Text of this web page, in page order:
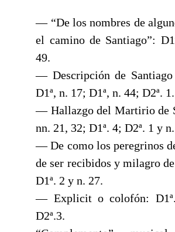
— “De los nombres de
el camino de Santiago”:
49.
— Descripción de Santiago
D1ª, n. 17; D1ª, n. 44; D2ª. 1.
— Hallazgo del Martirio de
nn. 21, 32; D1ª. 4; D2ª. 1 y
— De como los peregrinos
de ser recibidos y milagro
D1ª. 2 y n. 27.
— Explicit o colofón:
D2ª.3.